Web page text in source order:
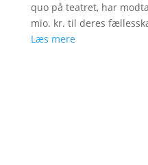
quo på teatret, har
mio. kr. til deres
Læs mere